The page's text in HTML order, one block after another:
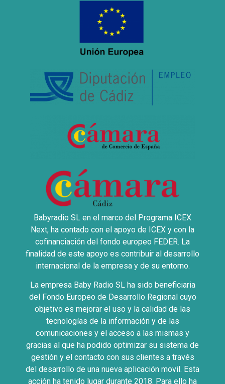
Babyradio SL en el marco del Programa ICEX
Next, ha contado con el apoyo de ICEX y con la
cofinanciación del fondo europeo FEDER. La
finalidad de este apoyo es contribuir al desarrollo
internacional de la empresa y de su entorno.
La empresa Baby Radio SL ha sido beneficiaria
del Fondo Europeo de Desarrollo Regional cuyo
objetivo es mejorar el uso y la calidad de las
tecnologías de la información y de las
comunicaciones y el acceso a las mismas y
gracias al que ha podido optimizar su sistema de
gestión y el contacto con sus clientes a través
del desarrollo de una nueva aplicación movil. Esta
acción ha tenido lugar durante 2018. Para ello ha